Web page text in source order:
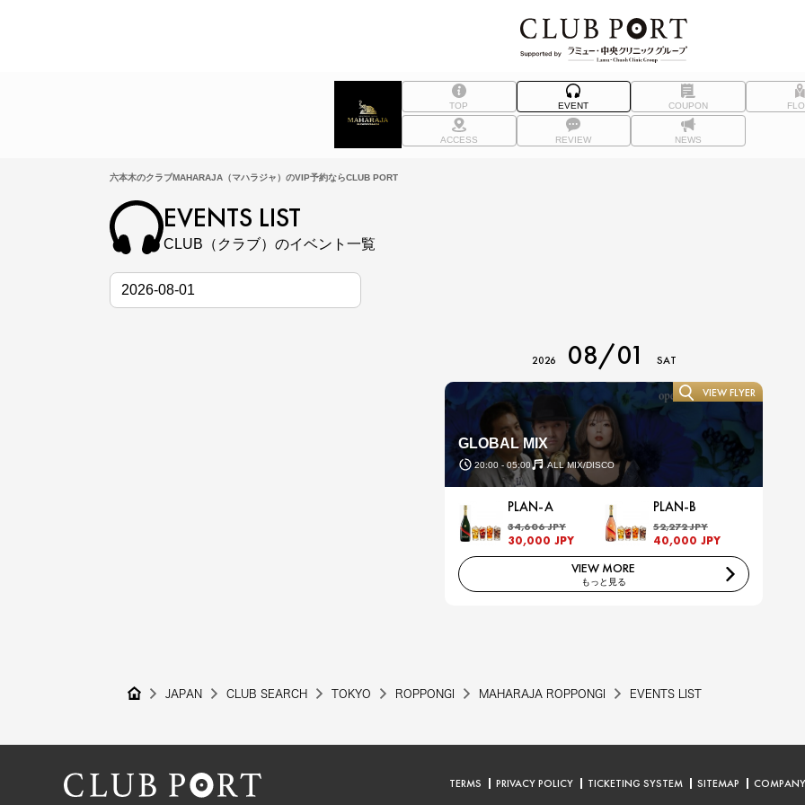
TOP EVENT COUPON
ACCESS REVIEW NEWS
六本木のクラブMAHARAJA（マハラジャ）のVIP予約ならCLUB PORT
EVENTS LIST
CLUB（クラブ）のイベント一覧
2026 08/01 SAT
GLOBAL MIX
20:00 - 05:00 ALL MIX/DISCO
VIEW FLYER
PLAN-A
34,606 JPY
30,000 JPY
PLAN-B
52,272 JPY
40,000 JPY
VIEW MORE
もっと見る
JAPAN CLUB SEARCH TOKYO ROPPONGI MAHARAJA ROPPONGI EVENTS LIST
TERMS PRIVACY POLICY TICKETING SYSTEM SITEMAP COMPANY